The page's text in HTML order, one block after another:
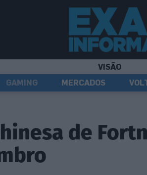
VISÃO
GAMING MERCADOS
de